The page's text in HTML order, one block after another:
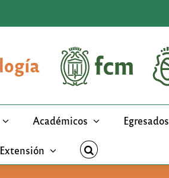
Académicos Egresados
Extensión